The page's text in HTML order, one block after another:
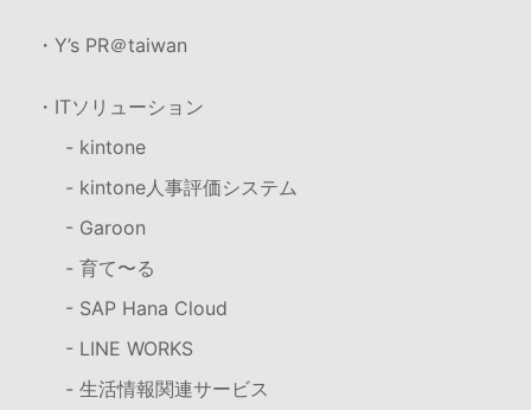
・Y’s PR＠taiwan
・ITソリューション
- kintone
- kintone人事評価システム
- Garoon
- 育て〜る
- SAP Hana Cloud
- LINE WORKS
- 生活情報関連サービス